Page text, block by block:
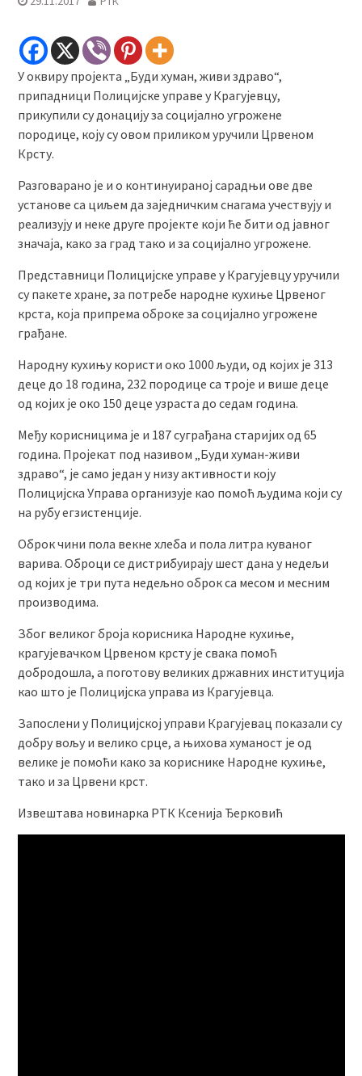
У оквиру пројекта „Буди хуман, живи здраво“,
припадници Полицијске управе у Крагујевцу,
прикупили су донацију за социјално угрожене
породице, коју су овом приликом уручили Црвеном
Крсту.
Разговарано је и о континуираној сарадњи ове две
установе са циљем да заједничким снагама учествују и
реализују и неке друге пројекте који ће бити од јавног
значаја, како за град тако и за социјално угрожене.
Представници Полицијске управе у Крагујевцу уручили
су пакете хране, за потребе народне кухиње Црвеног
крста, која припрема оброке за социјално угрожене
грађане.
Народну кухињу користи око 1000 људи, од којих је 313
деце до 18 година, 232 породице са троје и више деце
од којих је око 150 деце узраста до седам година.
Међу корисницима је и 187 суграђана старијих од 65
година. Пројекат под називом „Буди хуман-живи
здраво“, је само један у низу активности коју
Полицијска Управа организује као помоћ људима који су
на рубу егзистенције.
Оброк чини пола векне хлеба и пола литра куваног
варива. Оброци се дистрибуирају шест дана у недељи
од којих је три пута недељно оброк са месом и месним
производима.
Због великог броја корисника Народне кухиње,
крагујевачком Црвеном крсту је свака помоћ
добродошла, а поготову великих државних институција
као што је Полицијска управа из Крагујевца.
Запослени у Полицијској управи Крагујевац показали су
добру вољу и велико срце, а њихова хуманост је од
велике је помоћи како за кориснике Народне кухиње,
тако и за Црвени крст.
Извештава новинарка РТК Ксенија Ђерковић